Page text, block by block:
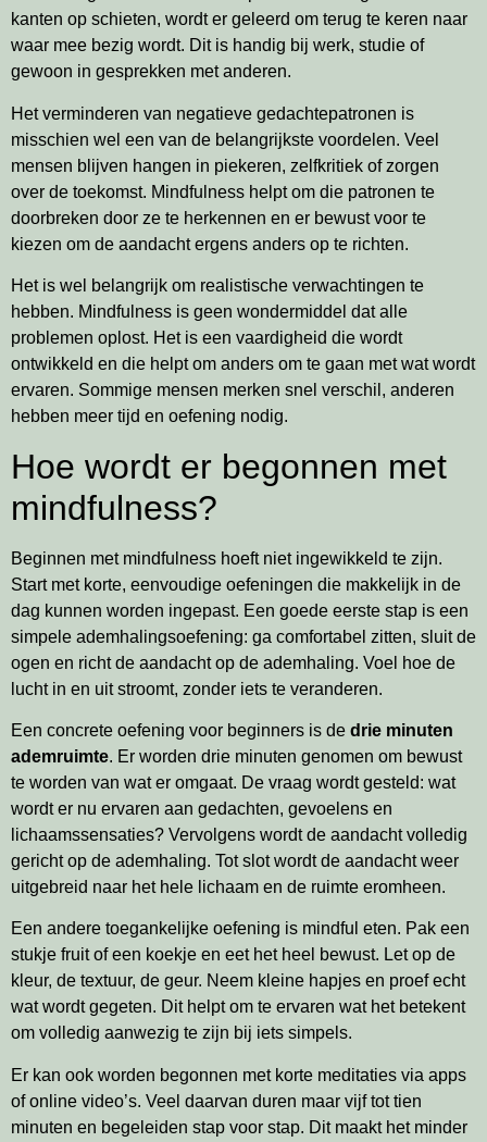
kanten op schieten, wordt er geleerd om terug te keren naar
waar mee bezig wordt. Dit is handig bij werk, studie of
gewoon in gesprekken met anderen.
Het verminderen van negatieve gedachtepatronen is
misschien wel een van de belangrijkste voordelen. Veel
mensen blijven hangen in piekeren, zelfkritiek of zorgen
over de toekomst. Mindfulness helpt om die patronen te
doorbreken door ze te herkennen en er bewust voor te
kiezen om de aandacht ergens anders op te richten.
Het is wel belangrijk om realistische verwachtingen te
hebben. Mindfulness is geen wondermiddel dat alle
problemen oplost. Het is een vaardigheid die wordt
ontwikkeld en die helpt om anders om te gaan met wat wordt
ervaren. Sommige mensen merken snel verschil, anderen
hebben meer tijd en oefening nodig.
Hoe wordt er begonnen met
mindfulness?
Beginnen met mindfulness hoeft niet ingewikkeld te zijn.
Start met korte, eenvoudige oefeningen die makkelijk in de
dag kunnen worden ingepast. Een goede eerste stap is een
simpele ademhalingsoefening: ga comfortabel zitten, sluit de
ogen en richt de aandacht op de ademhaling. Voel hoe de
lucht in en uit stroomt, zonder iets te veranderen.
Een concrete oefening voor beginners is de drie minuten
ademruimte. Er worden drie minuten genomen om bewust
te worden van wat er omgaat. De vraag wordt gesteld: wat
wordt er nu ervaren aan gedachten, gevoelens en
lichaamssensaties? Vervolgens wordt de aandacht volledig
gericht op de ademhaling. Tot slot wordt de aandacht weer
uitgebreid naar het hele lichaam en de ruimte eromheen.
Een andere toegankelijke oefening is mindful eten. Pak een
stukje fruit of een koekje en eet het heel bewust. Let op de
kleur, de textuur, de geur. Neem kleine hapjes en proef echt
wat wordt gegeten. Dit helpt om te ervaren wat het betekent
om volledig aanwezig te zijn bij iets simpels.
Er kan ook worden begonnen met korte meditaties via apps
of online video’s. Veel daarvan duren maar vijf tot tien
minuten en begeleiden stap voor stap. Dit maakt het minder